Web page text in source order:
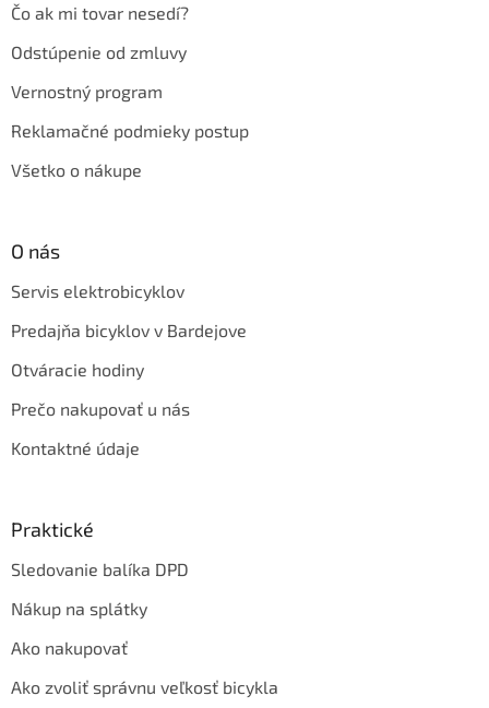
Čo ak mi tovar nesedí?
Odstúpenie od zmluvy
Vernostný program
Reklamačné podmieky postup
Všetko o nákupe
O nás
Servis elektrobicyklov
Predajňa bicyklov v Bardejove
Otváracie hodiny
Prečo nakupovať u nás
Kontaktné údaje
Praktické
Sledovanie balíka DPD
Nákup na splátky
Ako nakupovať
Ako zvoliť správnu veľkosť bicykla